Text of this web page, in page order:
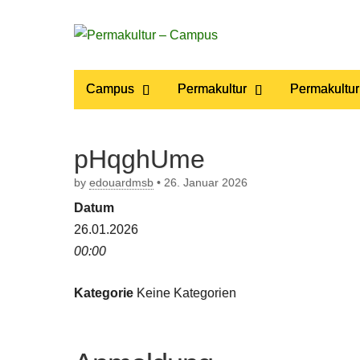
Permakultur
– Campus
Main
menu
Campus Permakultur
pHqghUme
by edouardmsb • 26. Januar 2026
Datum
26.01.2026
00:00
Kategorie Keine Kategorien